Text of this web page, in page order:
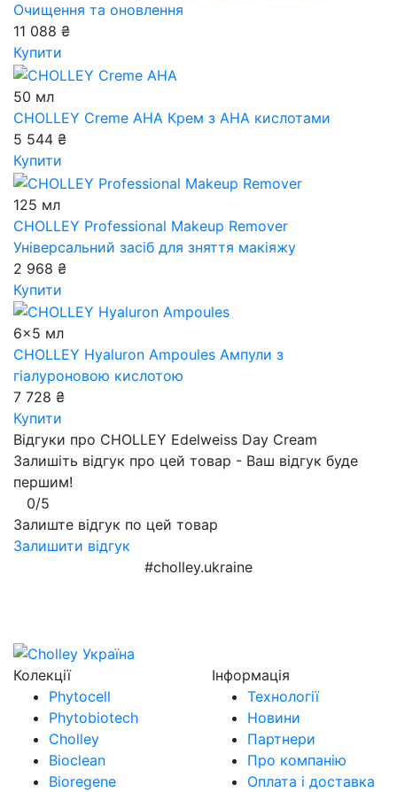
Очищення та оновлення
11 088 ₴
Купити
50 мл
CHOLLEY Creme AHA Крем з АНА кислотами
5 544 ₴
Купити
125 мл
CHOLLEY Professional Makeup Remover
Універсальний засіб для зняття макіяжу
2 968 ₴
Купити
6x5 мл
CHOLLEY Hyaluron Ampoules Ампули з
гіалуроновою кислотою
7 728 ₴
Купити
Відгуки про CHOLLEY Edelweiss Day Cream
Залишіть відгук про цей товар - Ваш відгук буде
першим!
0/5
Залиште відгук по цей товар
Залишити відгук
#cholley.ukraine
Колекції
Phytocell
Phytobiotech
Cholley
Bioclean
Bioregene
Інформація
Технології
Новини
Партнери
Про компанію
Оплата і доставка